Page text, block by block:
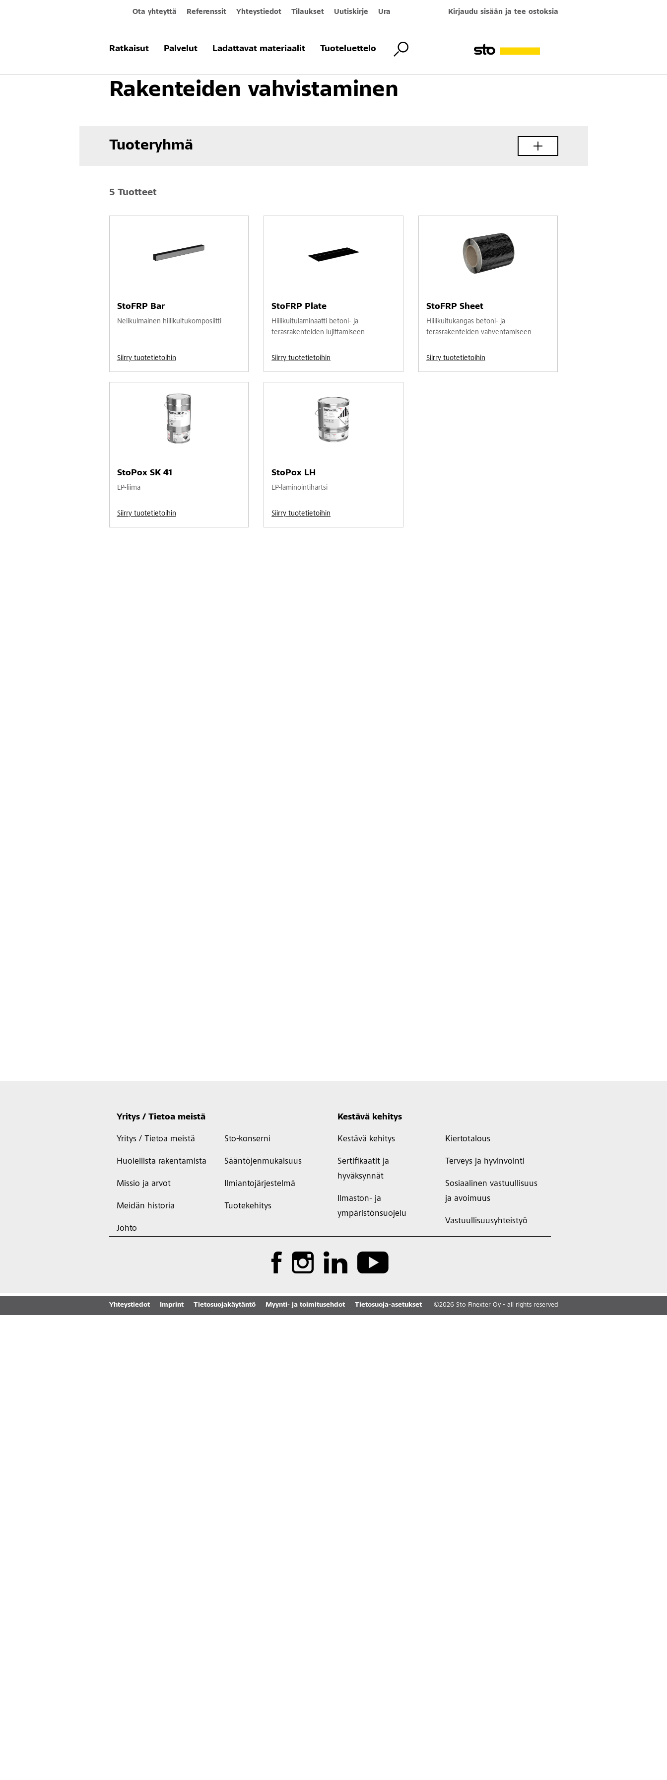
Ota yhteyttä Referenssit Yhteystiedot Tilaukset Uutiskirje Ura Kirjaudu sisään ja tee ostoksia
Ratkaisut Palvelut Ladattavat materiaalit Tuoteluettelo
Tuotteet & järjestelmät Betonin korjaus ja suojaus Rakenteiden vahvistaminen
Rakenteiden vahvistaminen
Tuoteryhmä
5 Tuotteet
StoFRP Bar
Nelikulmainen hiilikuitukomposiitti
Siirry tuotetietoihin
StoFRP Plate
Hiilikuitulaminaatti betoni- ja
teräsrakenteiden lujittamiseen
Siirry tuotetietoihin
StoFRP Sheet
Hiilikuitukangas betoni- ja
teräsrakenteiden vahventamiseen
Siirry tuotetietoihin
StoPox SK 41
EP-liima
Siirry tuotetietoihin
StoPox LH
EP-laminointihartsi
Siirry tuotetietoihin
Yritys / Tietoa meistä
Yritys / Tietoa meistä
Huolellista rakentamista
Missio ja arvot
Meidän historia
Johto
Sto-konserni
Sääntöjenmukaisuus
Ilmiantojärjestelmä
Tuotekehitys
Kestävä kehitys
Kestävä kehitys
Sertifikaatit ja
hyväksynnät
Ilmaston- ja
ympäristönsuojelu
Kiertotalous
Terveys ja hyvinvointi
Sosiaalinen vastuullisuus
ja avoimuus
Vastuullisuusyhteistyö
Yhteystiedot Imprint Tietosuojakäytäntö Myynti- ja toimitusehdot Tietosuoja-asetukset ©2026 Sto Finexter Oy - all rights reserved